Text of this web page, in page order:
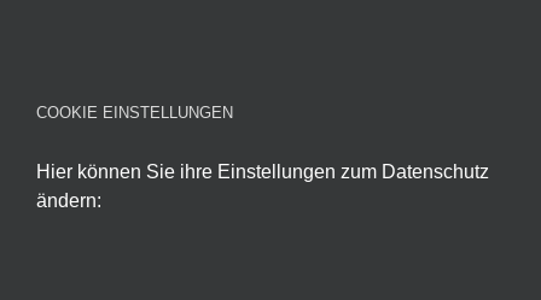
COOKIE EINSTELLUNGEN
Hier können Sie ihre Einstellungen zum Datenschutz
ändern: